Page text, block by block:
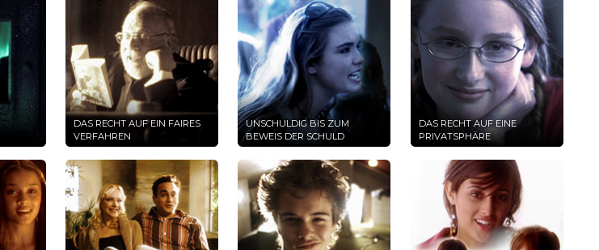
DAS RECHT AUF EIN FAIRES
VERFAHREN
UNSCHULDIG BIS ZUM
BEWEIS DER SCHULD
DAS RECHT AUF EINE
PRIVATSPHÄRE